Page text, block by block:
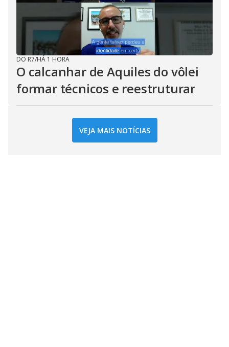
DO R7/HÁ 1 HORA
O calcanhar de Aquiles do vôlei
formar técnicos e reestruturar
VEJA MAIS NOTÍCIAS